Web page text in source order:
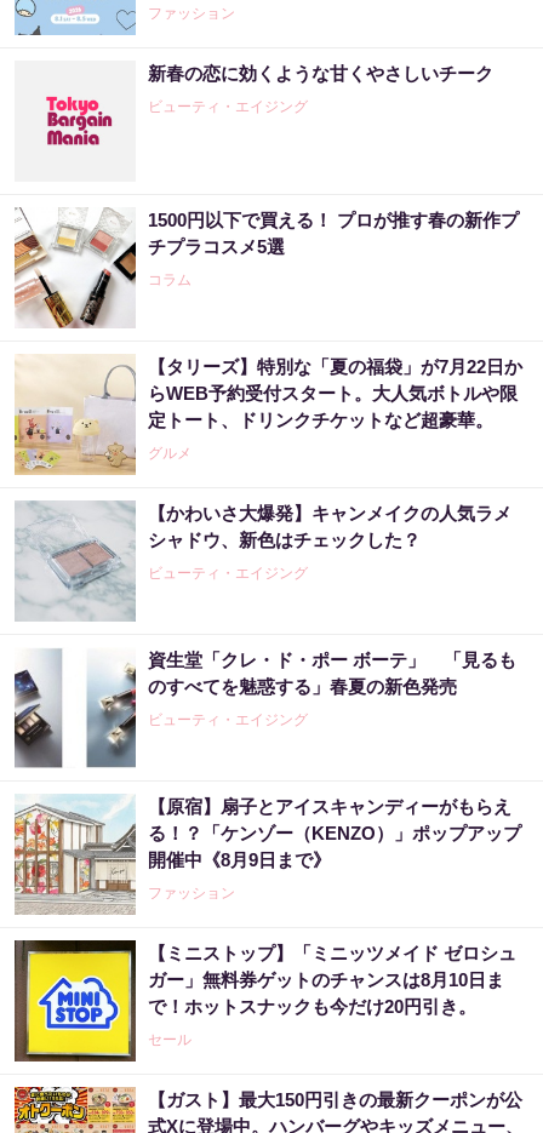
WEEK 2026》
ファッション
新春の恋に効くような甘くやさしいチーク
ビューティ・エイジング
1500円以下で買える！ プロが推す春の新作プ
チプラコスメ5選
コラム
【タリーズ】特別な「夏の福袋」が7月22日か
らWEB予約受付スタート。大人気ボトルや限
定トート、ドリンクチケットなど超豪華。
グルメ
【かわいさ大爆発】キャンメイクの人気ラメ
シャドウ、新色はチェックした？
ビューティ・エイジング
資生堂「クレ・ド・ポー ボーテ」 「見るも
のすべてを魅惑する」春夏の新色発売
ビューティ・エイジング
【原宿】扇子とアイスキャンディーがもらえ
る！？「ケンゾー（KENZO）」ポップアップ
開催中《8月9日まで》
ファッション
【ミニストップ】「ミニッツメイド ゼロシュ
ガー」無料券ゲットのチャンスは8月10日ま
で！ホットスナックも今だけ20円引き。
セール
【ガスト】最大150円引きの最新クーポンが公
式Xに登場中。ハンバーグやキッズメニュー、